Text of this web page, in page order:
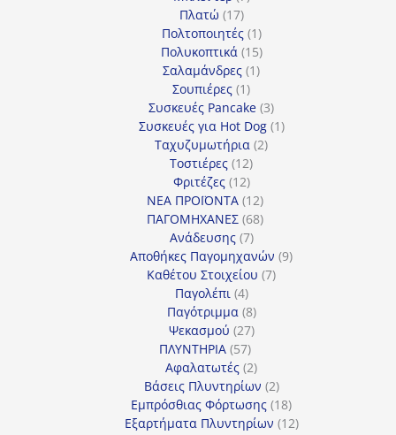
Πλατώ 1717
προϊόντα
Πολτοποιητές 11
προϊόν
Πολυκοπτικά 1515
προϊόντα
Σαλαμάνδρες 11
Σουπιέρες 11
προϊόν
Συσκευές Pancake 33
προϊόντα
Συσκευές για Hot Dog 11
Ταχυζυμωτήρια 22
Τοστιέρες 1212
προϊόντα
Φριτέζες 1212
προϊόντα
ΝΕΑ ΠΡΟΪΟΝΤΑ 1212
προϊόντα
ΠΑΓΟΜΗΧΑΝΕΣ 6868
Ανάδευσης 77
προϊόντα
Αποθήκες Παγομηχανών 99
Καθέτου Στοιχείου 77
Παγολέπι 44
προϊόντα
Παγότριμμα 88
προϊόντα
Ψεκασμού 2727
προϊόντα
ΠΛΥΝΤΗΡΙΑ 5757
προϊόντα
Αφαλατωτές 22
προϊόντα
Βάσεις Πλυντηρίων 22
προϊόντα
Εμπρόσθιας Φόρτωσης 1818
προϊόντα
Εξαρτήματα Πλυντηρίων 1212